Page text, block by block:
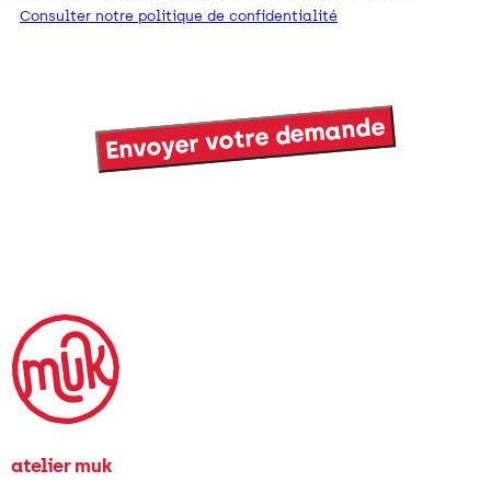
Consulter notre politique de confidentialité
atelier muk